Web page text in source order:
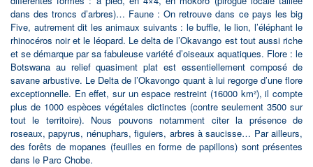
dans des troncs d’arbres)… Faune : On retrouve dans ce pays les big
Five, autrement dit les animaux suivants : le buffle, le lion, l’éléphant le
rhinocéros noir et le léopard. Le delta de l’Okavango est tout aussi riche
et se démarque par sa fabuleuse variété d’oiseaux aquatiques. Flore : le
Botswana au relief quasiment plat est essentiellement composé de
savane arbustive. Le Delta de l’Okavongo quant à lui regorge d’une flore
exceptionnelle. En effet, sur un espace restreint (16000 km²), il compte
plus de 1000 espèces végétales dictinctes (contre seulement 3500 sur
tout le territoire). Nous pouvons notamment citer la présence de
roseaux, papyrus, nénuphars, figuiers, arbres à saucisse… Par ailleurs,
des forêts de mopanes (feuilles en forme de papillons) sont présentes
dans le Parc Chobe.